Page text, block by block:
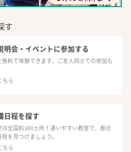
す
明会・イベントに参加する
料で体験できます。ご友人同士での参加も
ちら
日程を探す
は全国約300ヵ所！通いやすい教室で、都合
を見つけましょう。
ちら